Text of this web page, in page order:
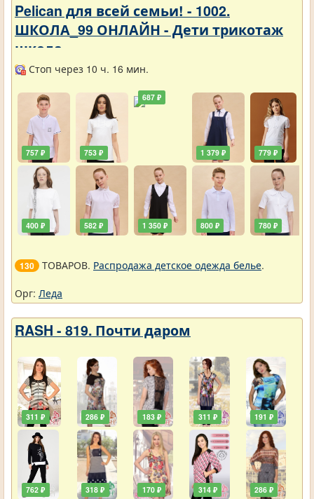
Pelican для всей семьи! - 1002.
ШКОЛА_99 ОНЛАЙН - Дети трикотаж
школа
Стоп через 10 ч. 16 мин.
757 ₽
400 ₽
753 ₽
582 ₽
687 ₽
1 350 ₽
1 379 ₽
800 ₽
779 ₽
780 ₽
130 ТОВАРОВ. Распродажа детское одежда белье.
Орг: Леда
RASH - 819. Почти даром
311 ₽
762 ₽
286 ₽
318 ₽
183 ₽
170 ₽
311 ₽
314 ₽
191 ₽
286 ₽